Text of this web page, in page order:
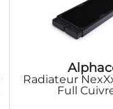
Radiateur
Full